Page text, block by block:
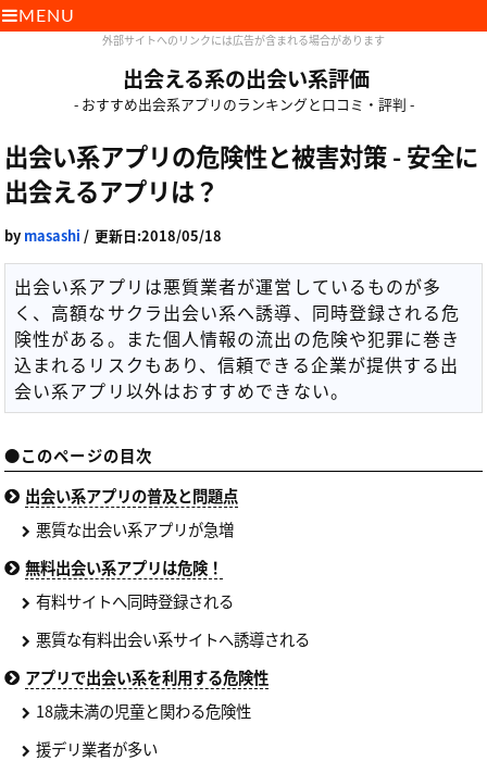
MENU
外部サイトへのリンクには広告が含まれる場合があります
出会える系の出会い系評価
- おすすめ出会系アプリのランキングと口コミ・評判 -
出会い系アプリの危険性と被害対策 - 安全に
出会えるアプリは？
by masashi / 更新日:2018/05/18
出会い系アプリは悪質業者が運営しているものが多
く、高額なサクラ出会い系へ誘導、同時登録される危
険性がある。また個人情報の流出の危険や犯罪に巻き
込まれるリスクもあり、信頼できる企業が提供する出
会い系アプリ以外はおすすめできない。
●このページの目次
出会い系アプリの普及と問題点
悪質な出会い系アプリが急増
無料出会い系アプリは危険！
有料サイトへ同時登録される
悪質な有料出会い系サイトへ誘導される
アプリで出会い系を利用する危険性
18歳未満の児童と関わる危険性
援デリ業者が多い